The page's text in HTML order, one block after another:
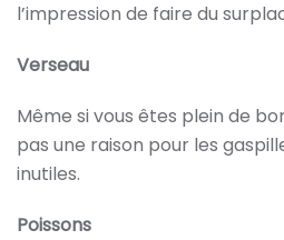
l’impression de faire du
Verseau
Même si vous êtes plein de
pas une raison pour les
inutiles.
Poissons